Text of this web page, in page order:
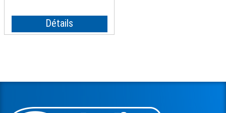
Détails